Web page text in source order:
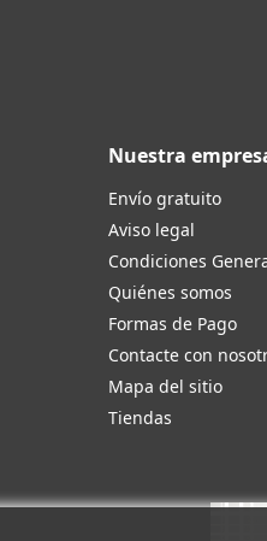
Nuestra
Envío gratuito
Aviso legal
Condiciones
Quiénes somos
Formas de Pago
Contacte con
Mapa del sitio
Tiendas